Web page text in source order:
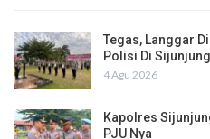
Tegas, Langgar
Polisi Di
4 Agu 2026
Kapolres
PJU Nya